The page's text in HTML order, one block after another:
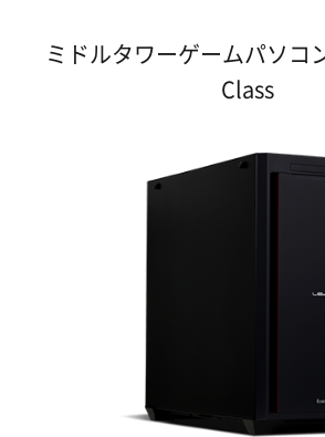
ミドルタワーゲームパソコ
Class